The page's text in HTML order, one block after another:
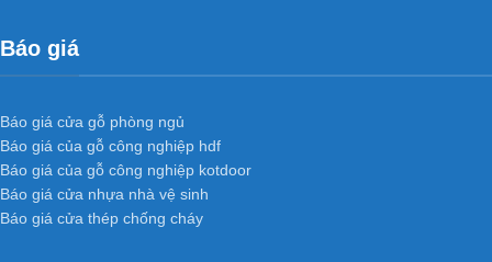
Do kết cấu bên trong cửa có nhiều khoảng trống do khung xương
tạo ra nên có phần cách âm, cách nhiệt.
Ứng dụngCửa gỗ công nghiệp
MDF phủ veneer
Báo giá
Báo giá cửa gỗ phòng ngủ
Báo giá của gỗ công nghiệp hdf
Báo giá của gỗ công nghiệp kotdoor
Báo giá cửa nhựa nhà vệ sinh
Báo giá cửa thép chống cháy